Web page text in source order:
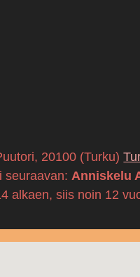
20100 (Turku)
seuraavan: Anniskelu
alkaen, siis noin 12